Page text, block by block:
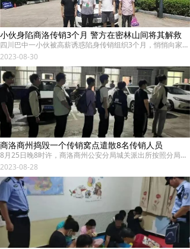
小伙身陷商洛传销3个月 警方在密林山间将其解救
四川巴中一小伙被高薪诱惑陷身传销组织3个月，悄悄向家人发送QQ信息求救，其父随后报警。巴中经开区警方高度重视，近日组织专班人马前往陕西商洛，最终根据小伙传来的图片，循迹追踪，在密林山间将小伙成功解救。
2023-08-30
商洛商州捣毁一个传销窝点遣散8名传销人员
8月25日晚8时许，商洛商州公安分局城关派出所按照分局统一安排部署，开展夏夜治安巡查宣防集中统一行动。
22时许，民警在商州区文卫路发现一处传销窝点，遣散8名误入传销组织的人员。 经核查，现场传销人员共8人，分别来自贵州、四川等地，以介绍职业、招聘兼职为由聚集在一起进行传销，民警逐一核对采集信息后，对其耐心教育，讲解法律政策，联系到家属后统一遣返。
2023-08-28